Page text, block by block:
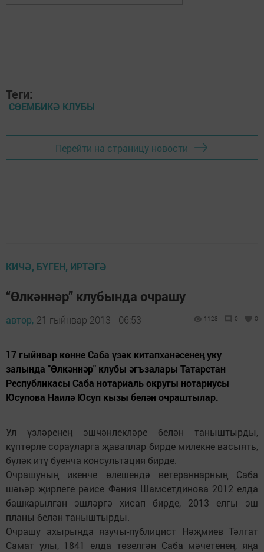
Теги:
СӨЕМБИКӘ КЛУБЫ
Перейти на страницу новости
КИЧӘ, БҮГЕН, ИРТӘГӘ
“Өлкәннәр” клубында очрашу
автор, 21 гыйнвар 2013 - 06:53 1128 0 0
17 гыйнвар көнне Саба үзәк китапханәсенең уку
залында "Өлкәннәр" клубы әгъзалары Татарстан
Республикасы Саба нотариаль округы нотариусы
Юсупова Наилә Юсуп кызы белән очраштылар.
Ул үзләренең эшчәнлекләре белән таныштырды,
күптөрле сорауларга җаваплар бирде милекне васыять,
бүләк итү буенча консультация бирде.
Очрашуның икенче өлешендә ветераннарның Саба
шәһәр җирлеге рәисе Фәния Шамсетдинова 2012 елда
башкарылган эшләргә хисап бирде, 2013 елгы эш
планы белән таныштырды.
Очрашу ахырында язучы-публицист Нәҗмиев Тәлгат
Самат улы, 1841 елда төзелгән Саба мәчетенең, яңа